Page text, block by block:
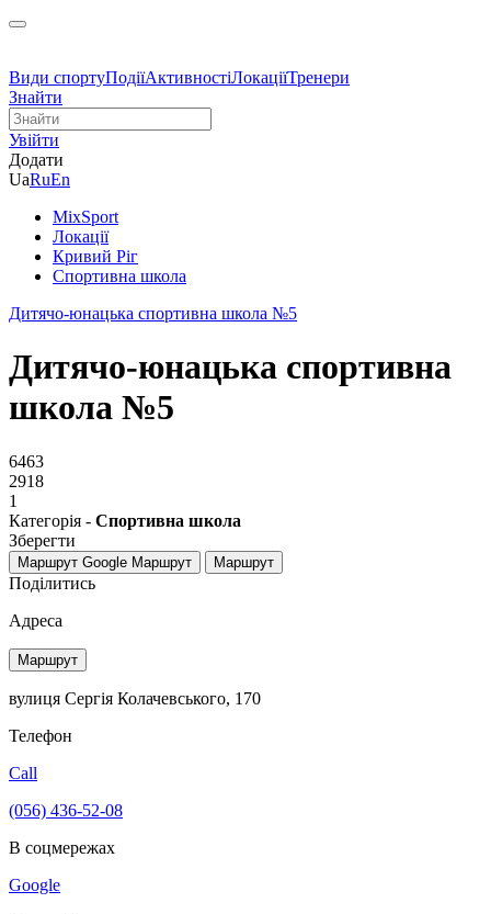
Види спортуПодіїАктивностіЛокаціїТренери
Знайти
Увійти
Додати
UaRuEn
MixSport
Локації
Кривий Ріг
Спортивна школа
Дитячо-юнацька спортивна школа №5
Дитячо-юнацька спортивна
школа №5
6463
2918
1
Категорія - Спортивна школа
Зберегти
Маршрут Google Маршрут Маршрут
Поділитись
Адреса
Маршрут
вулиця Сергія Колачевського, 170
Телефон
Call
(056) 436-52-08
В соцмережах
Google